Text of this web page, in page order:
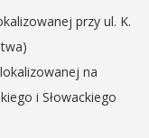
przy ul. K.
na
i Słowackiego